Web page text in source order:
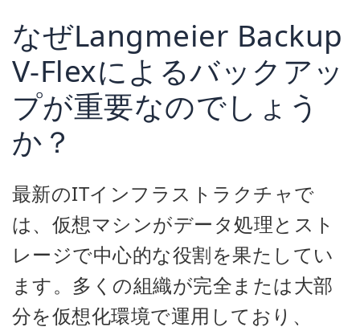
なぜLangmeier Backup
V-Flexによるバックアッ
プが重要なのでしょう
か？
最新のITインフラストラクチャで
は、仮想マシンがデータ処理とスト
レージで中心的な役割を果たしてい
ます。多くの組織が完全または大部
分を仮想化環境で運用しており、